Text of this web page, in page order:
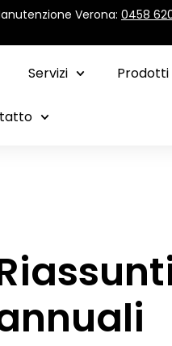
Verona: 0458
Servizi Prodotti